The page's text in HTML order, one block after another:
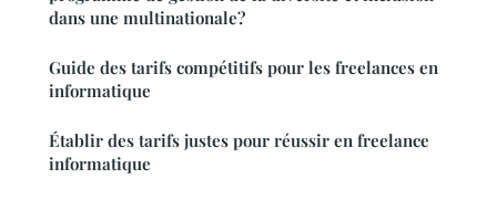
dans une multinationale?
Guide des tarifs compétitifs pour les freelances en
informatique
Établir des tarifs justes pour réussir en freelance
informatique